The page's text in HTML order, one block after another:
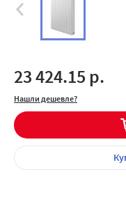
23 424.15 р.
Нашли дешевле?